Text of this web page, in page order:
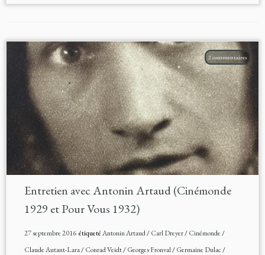
2 commentaires
Entretien avec Antonin Artaud (Cinémonde
1929 et Pour Vous 1932)
27 septembre 2016étiquetéAntonin Artaud/Carl Dreyer/Cinémonde/
Claude Autant-Lara/Conrad Veidt/Georges Fronval/Germaine Dulac/